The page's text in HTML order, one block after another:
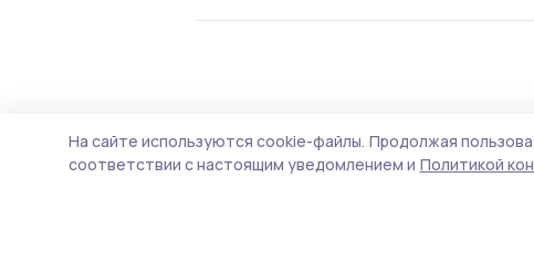
На сайте используются cookie-файлы. Продолжая
соответствии с настоящим уведомлением и Политикой